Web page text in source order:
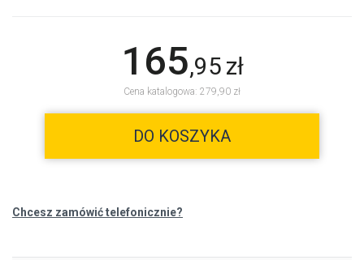
165,95 zł
Cena katalogowa: 279,90 zł
DO KOSZYKA
Chcesz zamówić telefonicznie?